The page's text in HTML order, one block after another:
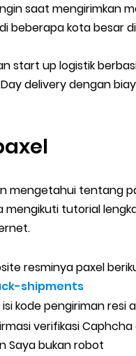
saat mengirimkan
beberapa kota besar
start up logistik
delivery dengan
mengetahui tentang
mengikuti tutorial
resminya paxel
shipments
kode pengiriman resi
verifikasi
Saya bukan robot